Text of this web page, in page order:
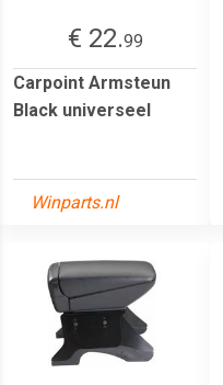
€ 22.99
Carpoint Armsteun
Black universeel
Winparts.nl